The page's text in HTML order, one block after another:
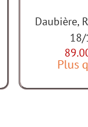
Daubière,
Plus